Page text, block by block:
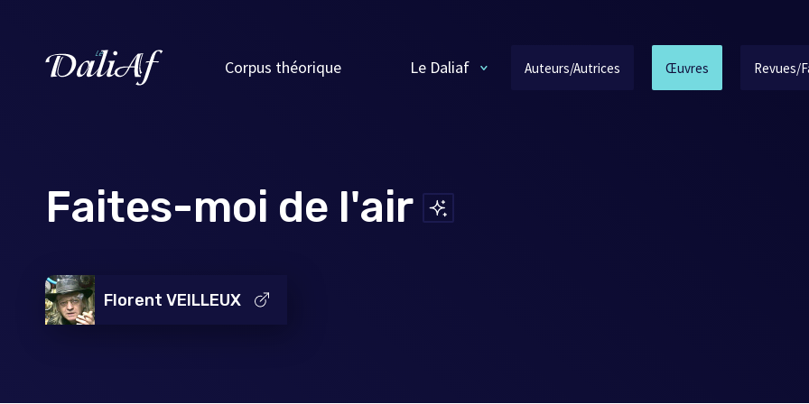
Corpus théorique Le Daliaf Auteurs/Autrices Œuvres Revues/
Faites-moi de l'air
Florent VEILLEUX